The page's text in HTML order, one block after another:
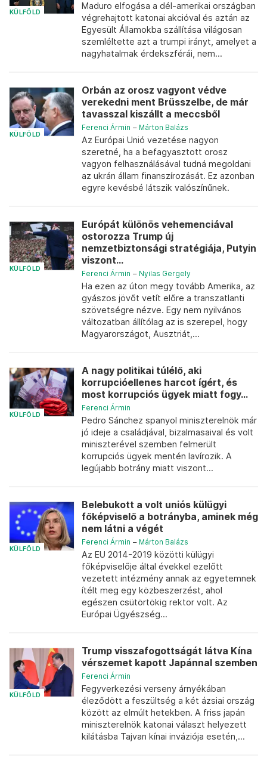
KÜLFÖLD
Maduro elfogása a dél-amerikai országban
végrehajtott katonai akcióval és aztán az
Egyesült Államokba szállítása világosan
szemléltette azt a trumpi irányt, amelyet a
nagyhatalmak érdekszférái, nem...
KÜLFÖLD
Orbán az orosz vagyont védve
verekedni ment Brüsszelbe, de már
tavasszal kiszállt a meccsből
Ferenci Ármin – Márton Balázs
Az Európai Unió vezetése nagyon
szeretné, ha a befagyasztott orosz
vagyon felhasználásával tudná megoldani
az ukrán állam finanszírozását. Ez azonban
egyre kevésbé látszik valószínűnek.
KÜLFÖLD
Európát különös vehemenciával
ostorozza Trump új
nemzetbiztonsági stratégiája, Putyin
viszont...
Ferenci Ármin – Nyilas Gergely
Ha ezen az úton megy tovább Amerika, az
gyászos jövőt vetít előre a transzatlanti
szövetségre nézve. Egy nem nyilvános
változatban állítólag az is szerepel, hogy
Magyarországot, Ausztriát,...
KÜLFÖLD
A nagy politikai túlélő, aki
korrupcióellenes harcot ígért, és
most korrupciós ügyek miatt fogy...
Ferenci Ármin
Pedro Sánchez spanyol miniszterelnök már
jó ideje a családjával, bizalmasaival és volt
miniszterével szemben felmerült
korrupciós ügyek mentén lavírozik. A
legújabb botrány miatt viszont...
KÜLFÖLD
Belebukott a volt uniós külügyi
főképviselő a botrányba, aminek még
nem látni a végét
Ferenci Ármin – Márton Balázs
Az EU 2014-2019 közötti külügyi
főképviselője által évekkel ezelőtt
vezetett intézmény annak az egyetemnek
ítélt meg egy közbeszerzést, ahol
egészen csütörtökig rektor volt. Az
Európai Ügyészség...
KÜLFÖLD
Trump visszafogottságát látva Kína
vérszemet kapott Japánnal szemben
Ferenci Ármin
Fegyverkezési verseny árnyékában
éleződött a feszültség a két ázsiai ország
között az elmúlt hetekben. A friss japán
miniszterelnök katonai választ helyezett
kilátásba Tajvan kínai inváziója esetén,...